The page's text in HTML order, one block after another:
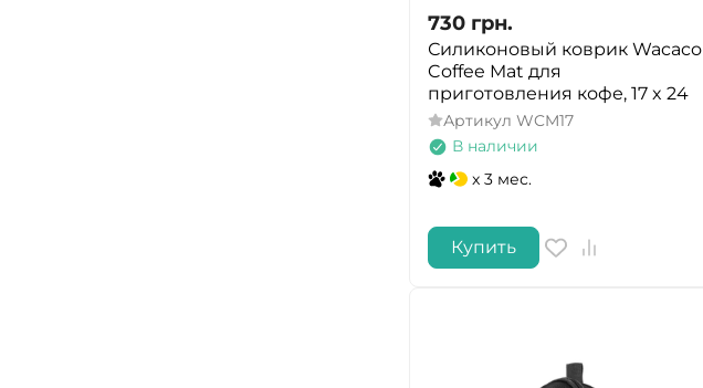
730 грн.
Силиконовый коврик Wacaco
Coffee Mat для
приготовления кофе, 17 x 24
Артикул WCM17
В наличии
x 3 мес.
Купить